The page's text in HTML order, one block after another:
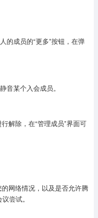
的成员的“更多”按钮，在弹
音某个入会成员。
解除，在“管理成员”界面可
网络情况，以及是否允许腾
尝试。